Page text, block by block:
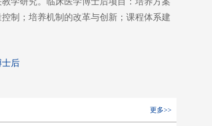
制；培养机制的改革与创新；课程体系建
士后
更多>>